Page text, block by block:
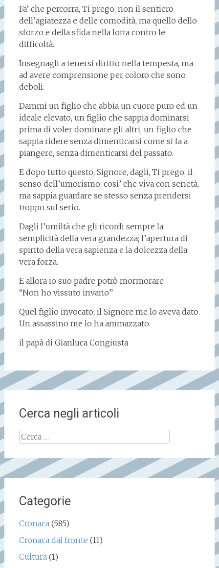
Fa’ che percorra, Ti prego, non il sentiero
dell’agiatezza e delle comodità, ma quello dello
sforzo e della sfida nella lotta contro le
difficoltà.
Insegnagli a tenersi diritto nella tempesta, ma
ad avere comprensione per coloro che sono
deboli.
Dammi un figlio che abbia un cuore puro ed un
ideale elevato, un figlio che sappia dominarsi
prima di voler dominare gli altri, un figlio che
sappia ridere senza dimenticarsi come si fa a
piangere, senza dimenticarsi del passato.
E dopo tutto questo, Signore, dagli, Ti prego, il
senso dell’umorismo, cosi’ che viva con serietà,
ma sappia guardare se stesso senza prendersi
troppo sul serio.
Dagli l’umiltà che gli ricordi sempre la
semplicità della vera grandezza; l’apertura di
spirito della vera sapienza e la dolcezza della
vera forza.
E allora io suo padre potrò mormorare
“Non ho vissuto invano”
Quel figlio invocato, il Signore me lo aveva dato.
Un assassino me lo ha ammazzato.
il papà di Gianluca Congiusta
Cerca negli articoli
Ricerca
Categorie
Cronaca(585)
Cronaca dal fronte (11)
Cultura(1)